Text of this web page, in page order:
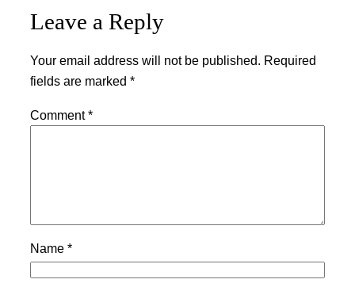
Leave a Reply
Your email address will not be published. Required
fields are marked *
Comment*
Name *